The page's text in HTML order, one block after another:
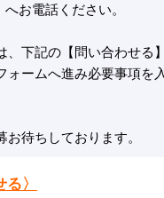
お電話ください。
、下記の【問い合わせる
ォームへ進み必要事項を
お待ちしております。
〉